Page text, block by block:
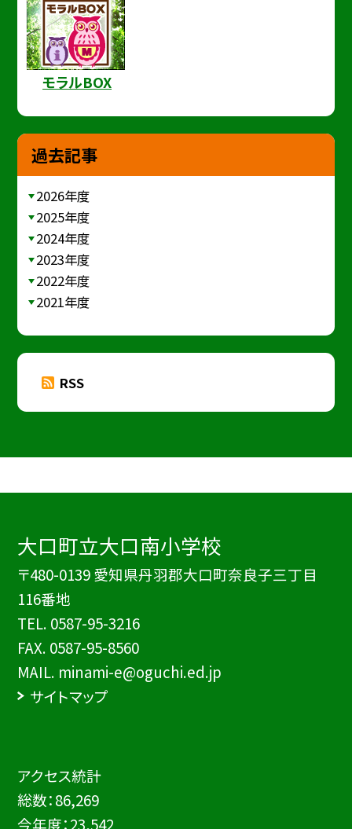
モラルBOX
過去記事
2026年度
2025年度
2024年度
2023年度
2022年度
2021年度
RSS
大口町立大口南小学校
〒480-0139 愛知県丹羽郡大口町奈良子三丁目
116番地
TEL. 0587-95-3216
FAX. 0587-95-8560
MAIL. minami-e@oguchi.ed.jp
サイトマップ
アクセス統計
総数：86,269
今年度：23,542